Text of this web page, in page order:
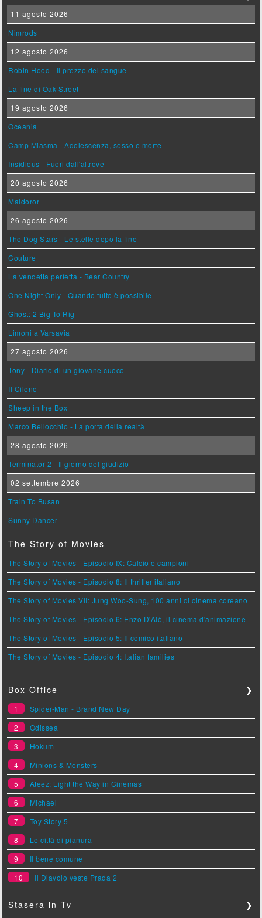
11 agosto 2026
Nimrods
12 agosto 2026
Robin Hood - Il prezzo del sangue
La fine di Oak Street
19 agosto 2026
Oceania
Camp Miasma - Adolescenza, sesso e morte
Insidious - Fuori dall'altrove
20 agosto 2026
Maldoror
26 agosto 2026
The Dog Stars - Le stelle dopo la fine
Couture
La vendetta perfetta - Bear Country
One Night Only - Quando tutto è possibile
Ghost: 2 Big To Rig
Limoni a Varsavia
27 agosto 2026
Tony - Diario di un giovane cuoco
Il Cileno
Sheep in the Box
Marco Bellocchio - La porta della realtà
28 agosto 2026
Terminator 2 - Il giorno del giudizio
02 settembre 2026
Train To Busan
Sunny Dancer
The Story of Movies
The Story of Movies - Episodio IX: Calcio e campioni
The Story of Movies - Episodio 8: Il thriller italiano
The Story of Movies VII: Jung Woo-Sung, 100 anni di cinema coreano
The Story of Movies - Episodio 6: Enzo D'Alò, il cinema d'animazione
The Story of Movies - Episodio 5: Il comico italiano
The Story of Movies - Episodio 4: Italian families
Box Office ❯
1
Spider-Man - Brand New Day
2
Odissea
3
Hokum
4
Minions & Monsters
5
Ateez: Light the Way in Cinemas
6
Michael
7
Toy Story 5
8
Le città di pianura
9
Il bene comune
10
Il Diavolo veste Prada 2
Stasera in Tv ❯